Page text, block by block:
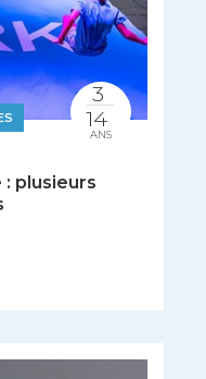
plusieurs
3
14
ANS